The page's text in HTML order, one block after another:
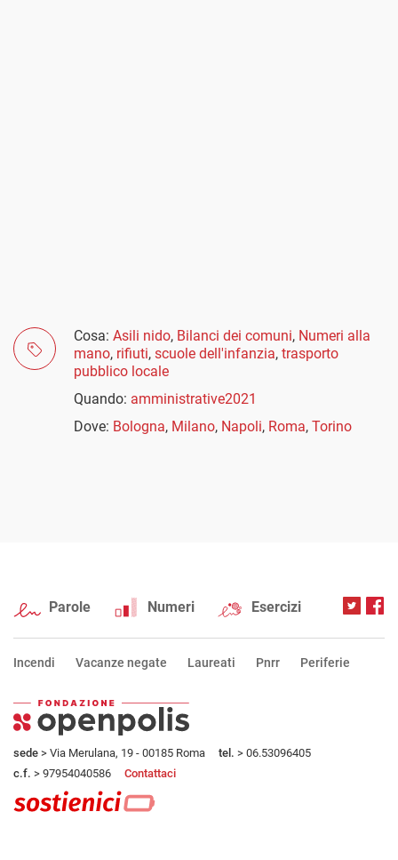
Cosa: Asili nido, Bilanci dei comuni, Numeri alla
mano, rifiuti, scuole dell'infanzia, trasporto
pubblico locale
Quando: amministrative2021
Dove: Bologna, Milano, Napoli, Roma, Torino
Parole Numeri Esercizi
Incendi Vacanze negate Laureati Pnrr Periferie
sede > Via Merulana, 19 - 00185 Roma tel. > 06.53096405
c.f. > 97954040586 Contattaci